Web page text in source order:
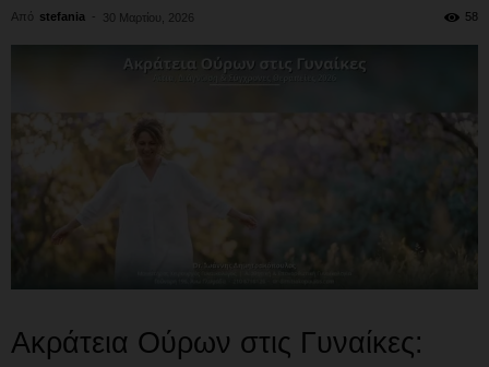
Από stefania - 30 Μαρτίου, 2026 58
Ακράτεια Ούρων στις Γυναίκες: